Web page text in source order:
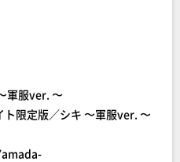
軍服ver. 〜
限定版／シキ 〜軍服ver. 〜